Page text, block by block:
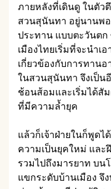
ภายหลังที่เดินดู ในตั
สวนสุนันทา อยู่นานพ
ประทาน แบบตะวันต
เมืองไทยเริ่มที่จะนำเ
เกี่ยวข้องกับการทานอ
ในสวนสุนันทา จึงเป็น
ช้อนส้อมและเริ่มได้สั
ที่มีความล้ำยุค
แล้วก็เจ้าฝ่ายในก็พูด
ความเป็นยุคใหม่ และ
รวมไปถึงมารยาท บน
แขกระดับบ้านเมือง จึ